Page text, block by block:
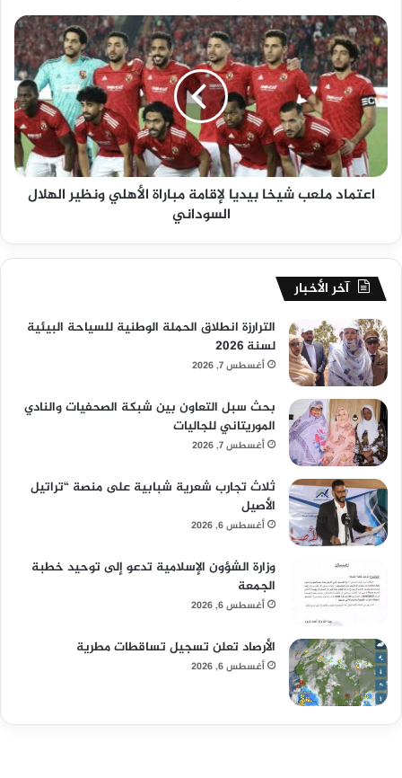
اعتماد ملعب شيخا بيديا لإقامة مباراة الأهلي ونظير الهلال
السوداني
آخر الأخبار
الترارزة انطلاق الحملة الوطنية للسياحة البيئية
لسنة 2026
أغسطس 7, 2026
بحث سبل التعاون بين شبكة الصحفيات والنادي
الموريتاني للجاليات
أغسطس 7, 2026
ثلاث تجارب شعرية شبابية على منصة “تراتيل
الأصيل
أغسطس 6, 2026
وزارة الشؤون الإسلامية تدعو إلى توحيد خطبة
الجمعة
أغسطس 6, 2026
الأرصاد تعلن تسجيل تساقطات مطرية
أغسطس 6, 2026